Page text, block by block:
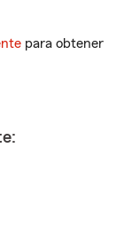
para obtener